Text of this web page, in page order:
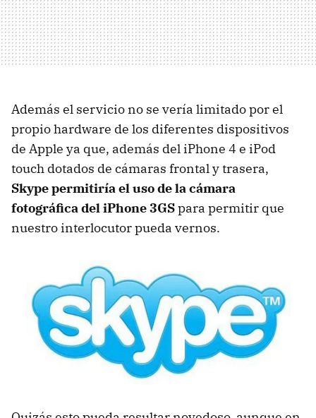
Además el servicio no se vería limitado por el
propio hardware de los diferentes dispositivos
de Apple ya que, además del iPhone 4 e iPod
touch dotados de cámaras frontal y trasera,
Skype permitiría el uso de la cámara
fotográfica del iPhone 3GSpara permitir que
nuestro interlocutor pueda vernos.